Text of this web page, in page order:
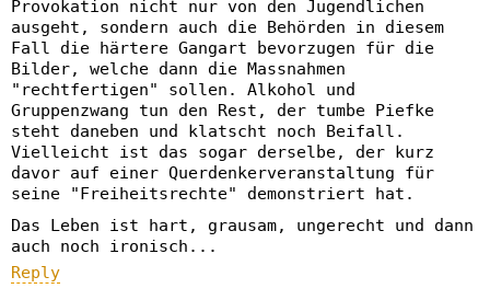
Provokation nicht nur von den Jugendlichen
ausgeht, sondern auch die Behörden in diesem
Fall die härtere Gangart bevorzugen für die
Bilder, welche dann die Massnahmen
"rechtfertigen" sollen. Alkohol und
Gruppenzwang tun den Rest, der tumbe Piefke
steht daneben und klatscht noch Beifall.
Vielleicht ist das sogar derselbe, der kurz
davor auf einer Querdenkerveranstaltung für
seine "Freiheitsrechte" demonstriert hat.
Das Leben ist hart, grausam, ungerecht und dann
auch noch ironisch...
Reply